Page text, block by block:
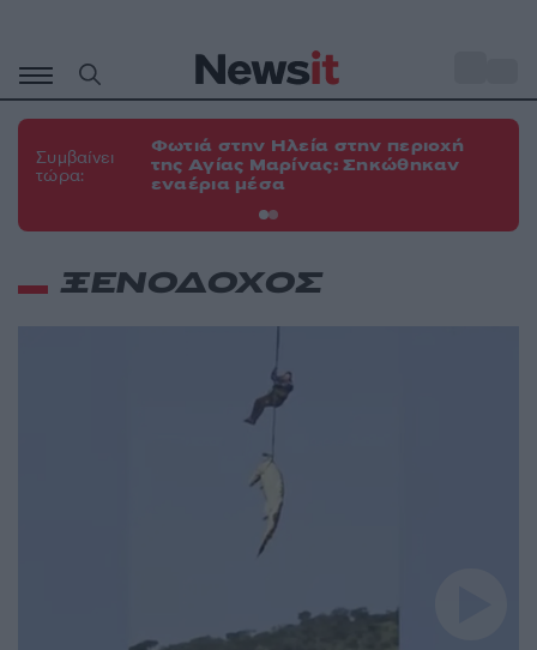
περιεχόμενο
Συμβαίνει
τώρα:
Φωτιά στην Ηλεία στην περιοχή
της Αγίας Μαρίνας: Σηκώθηκαν
εναέρια μέσα
ΞΕΝΟΔΟΧΟΣ